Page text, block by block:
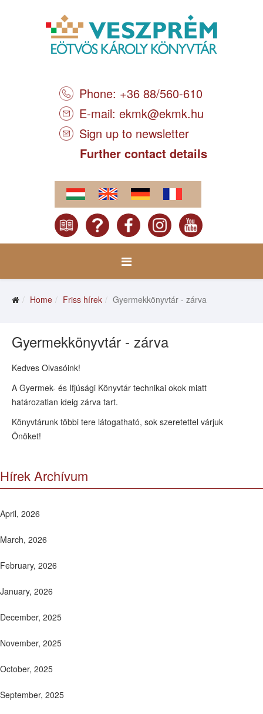
Phone: +36 88/560-610
E-mail: ekmk@ekmk.hu
Sign up to newsletter
Further contact details
Home Friss hírek Gyermekkönyvtár - zárva
Gyermekkönyvtár - zárva
Kedves Olvasóink!
A Gyermek- és Ifjúsági Könyvtár technikai okok miatt
határozatlan ideig zárva tart.
Könyvtárunk többi tere látogatható, sok szeretettel várjuk
Önöket!
Hírek Archívum
April, 2026
March, 2026
February, 2026
January, 2026
December, 2025
November, 2025
October, 2025
September, 2025